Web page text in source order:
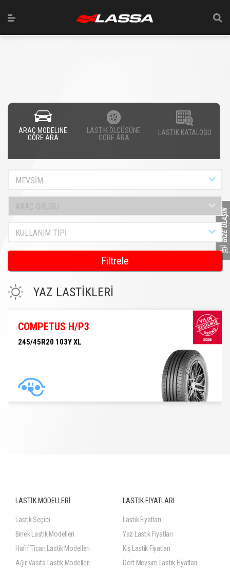
ARAÇ MODELİNE
GÖRE ARA
LASTİK ÖLÇÜSÜNE
GÖRE ARA
LASTİK KATALOĞU
MEVSİM
ARAÇ GRUBU
KULLANIM TİPİ
Filtrele
YAZ LASTİKLERİ
COMPETUS H/P3
245/45R20 103Y XL
LASTİK MODELLERİ
Lastik Seçici
Binek Lastik Modelleri
Hafif Ticari Lastik Modelleri
Ağır Vasıta Lastik Modelleri
LASTİK FİYATLARI
Lastik Fiyatları
Yaz Lastik Fiyatları
Kış Lastik Fiyatları
Dört Mevsim Lastik Fiyatları